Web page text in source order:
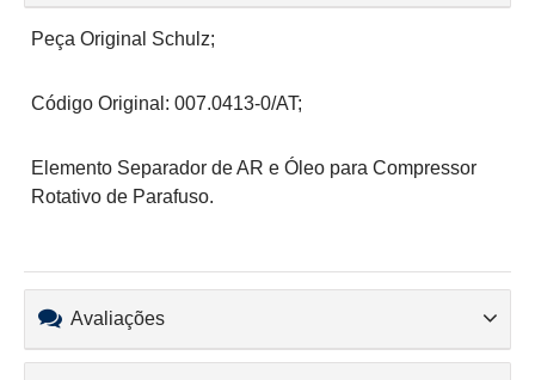
Peça Original Schulz;
Código Original: 007.0413-0/AT;
Elemento Separador de AR e Óleo para Compressor
Rotativo de Parafuso.
Avaliações